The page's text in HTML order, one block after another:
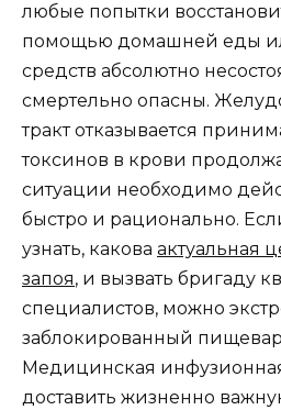
любые попытки
помощью домашней еды
средств абсолютно
смертельно опасны.
тракт отказывается
токсинов в крови
ситуации необходимо
быстро и рационально.
узнать, какова актуальная
запоя, и вызвать бригаду
специалистов, можно
заблокированный
Медицинская
доставить жизненно